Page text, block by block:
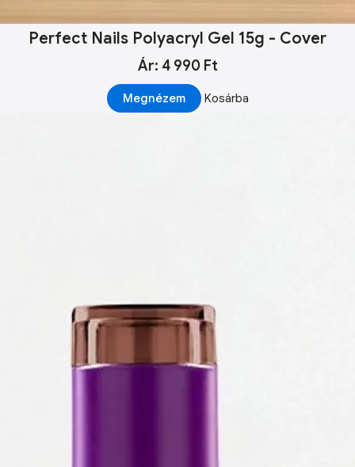
Perfect Nails Polyacryl Gel 15g - Cover
Ár: 4 990 Ft
Megnézem Kosárba